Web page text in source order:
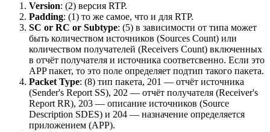
Version: (2) версия RTP.
Padding: (1) то же самое, что и для RTP.
SC or RC or Subtype: (5) в зависимости от типа может
быть количеством источников (Sources Count) или
количеством получателей (Receivers Count) включенных
в отчёт получателя и источника соответсвенно. Если это
APP пакет, то это поле определяет подтип такого пакета.
Packet Type: (8) тип пакета, 201 — отчёт источника
(Sender's Report SS), 202 — отчёт получателя (Receiver's
Report RR), 203 — описание источников (Source
Description SDES) и 204 — назначение определяется
приложением (APP).